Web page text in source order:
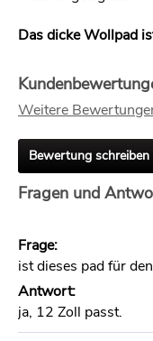
Das dicke Wollpad
Weitere
Bewertung schreiben
Fragen und
Frage:
ist dieses pad für
Antwort:
ja, 12 Zoll passt.